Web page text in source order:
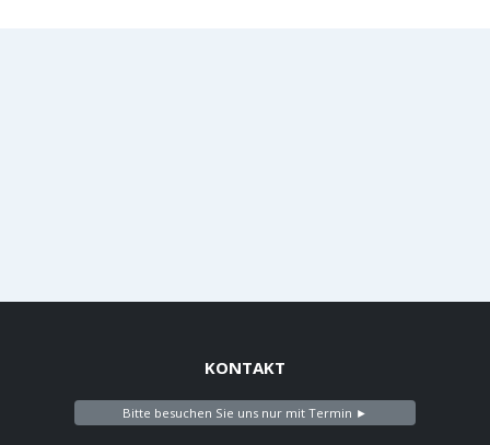
KONTAKT
Bitte besuchen Sie uns nur mit Termin ►